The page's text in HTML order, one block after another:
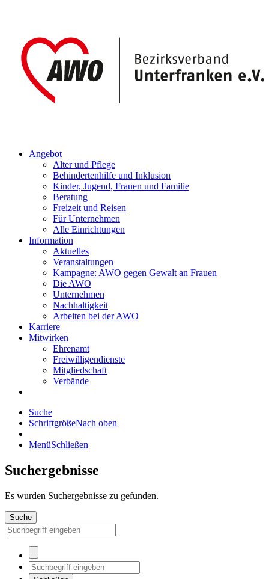
Angebot
Alter und Pflege
Behindertenhilfe und Inklusion
Kinder, Jugend, Frauen und Familie
Beratung
Freizeit und Reisen
Für Unternehmen
Alle Einrichtungen
Information
Aktuelles
Veranstaltungen
Kampagne: AWO gegen Gewalt an Frauen
Die AWO
Unternehmen
Nachhaltigkeit
Arbeiten bei der AWO
Karriere
Mitwirken
Ehrenamt
Freiwilligendienste
Mitgliedschaft
Verbände
Suche
SchriftgrößeNach oben
MenüSchließen
Suchergebnisse
Es wurden Suchergebnisse zu gefunden.
Suche